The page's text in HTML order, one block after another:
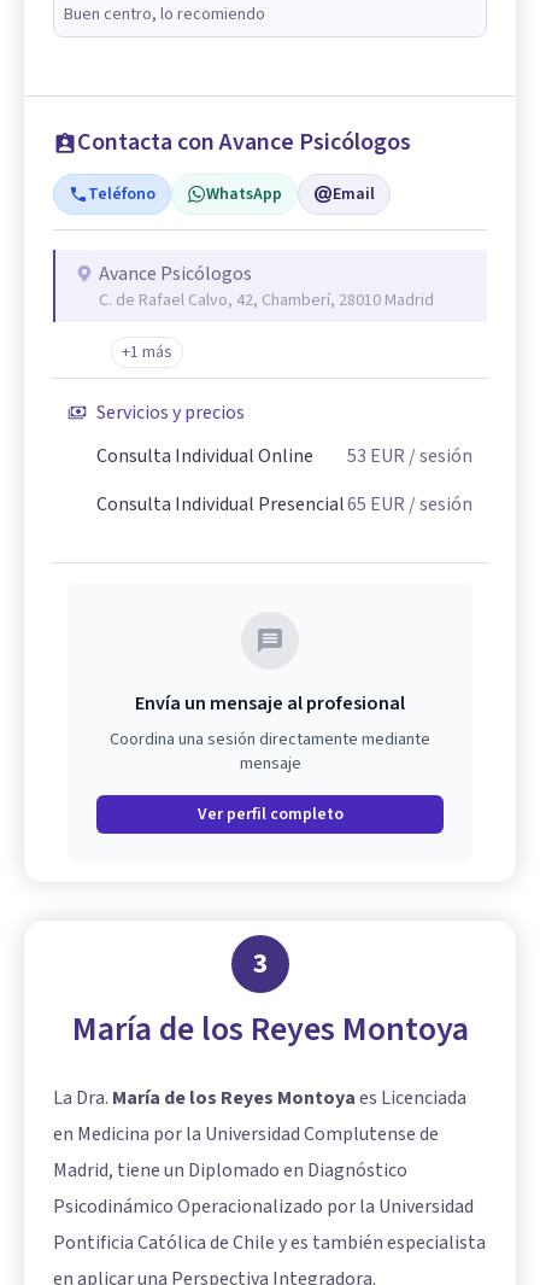
Buen centro, lo recomiendo
Contacta con Avance Psicólogos
Teléfono WhatsApp Email
Avance Psicólogos
C. de Rafael Calvo, 42, Chamberí, 28010 Madrid
+1 más
Servicios y precios
Consulta Individual Online
53 EUR/ sesión
Consulta Individual Presencial65 EUR/ sesión
Envía un mensaje al profesional
Coordina una sesión directamente mediante
mensaje
Ver perfil completo
3
María de los Reyes Montoya
La Dra. María de los Reyes Montoyaes Licenciada
en Medicina por la Universidad Complutense de
Madrid, tiene un Diplomado en Diagnóstico
Psicodinámico Operacionalizado por la Universidad
Pontificia Católica de Chile y es también especialista
en aplicar una Perspectiva Integradora.